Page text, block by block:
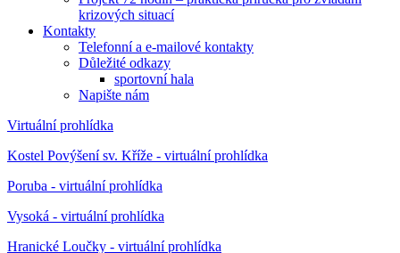
krizových situací
Kontakty
Telefonní a e-mailové kontakty
Důležité odkazy
sportovní hala
Napište nám
Virtuální prohlídka
Kostel Povýšení sv. Kříže - virtuální prohlídka
Poruba - virtuální prohlídka
Vysoká - virtuální prohlídka
Hranické Loučky - virtuální prohlídka